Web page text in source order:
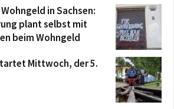
in Sachsen:
plant selbst mit
beim Wohngeld
Mittwoch, der 5.